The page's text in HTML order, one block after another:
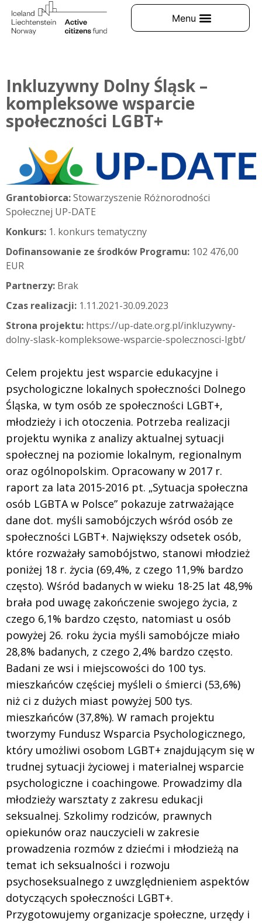
Inkluzywny Dolny Śląsk –
kompleksowe wsparcie
społeczności LGBT+
Grantobiorca:Stowarzyszenie Różnorodności
Społecznej UP-DATE
Konkurs: 1. konkurs tematyczny
Dofinansowanie ze środków Programu: 102 476,00
EUR
Partnerzy: Brak
Czas realizacji: 1.11.2021-30.09.2023
Strona projektu: https://up-date.org.pl/inkluzywny-
dolny-slask-kompleksowe-wsparcie-spolecznosci-lgbt/
Celem projektu jest wsparcie edukacyjne i
psychologiczne lokalnych społeczności Dolnego
Śląska, w tym osób ze społeczności LGBT+,
młodzieży i ich otoczenia. Potrzeba realizacji
projektu wynika z analizy aktualnej sytuacji
społecznej na poziomie lokalnym, regionalnym
oraz ogólnopolskim. Opracowany w 2017 r.
raport za lata 2015-2016 pt. „Sytuacja społeczna
osób LGBTA w Polsce” pokazuje zatrważające
dane dot. myśli samobójczych wśród osób ze
społeczności LGBT+. Największy odsetek osób,
które rozważały samobójstwo, stanowi młodzież
poniżej 18 r. życia (69,4%, z czego 11,9% bardzo
często). Wśród badanych w wieku 18-25 lat 48,9%
brała pod uwagę zakończenie swojego życia, z
czego 6,1% bardzo często, natomiast u osób
powyżej 26. roku życia myśli samobójcze miało
28,8% badanych, z czego 2,4% bardzo często.
Badani ze wsi i miejscowości do 100 tys.
mieszkańców częściej myśleli o śmierci (53,6%)
niż ci z dużych miast powyżej 500 tys.
mieszkańców (37,8%). W ramach projektu
tworzymy Fundusz Wsparcia Psychologicznego,
który umożliwi osobom LGBT+ znajdującym się w
trudnej sytuacji życiowej i materialnej wsparcie
psychologiczne i coachingowe. Prowadzimy dla
młodzieży warsztaty z zakresu edukacji
seksualnej. Szkolimy rodziców, prawnych
opiekunów oraz nauczycieli w zakresie
prowadzenia rozmów z dziećmi i młodzieżą na
temat ich seksualności i rozwoju
psychoseksualnego z uwzględnieniem aspektów
dotyczących społeczności LGBT+.
Przygotowujemy organizacje społeczne, urzędy i